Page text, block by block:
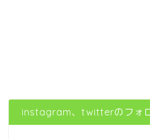
instagram、twitterのフォロ